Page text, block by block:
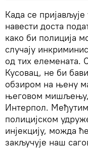
Када се
навести доста
како би полиција
случају
од тих елемената.
Кусовац, не би
обзиром на њену
његовом мишљењу,
Интерпол.
полицијском
инјекцију, можда
закључује наш